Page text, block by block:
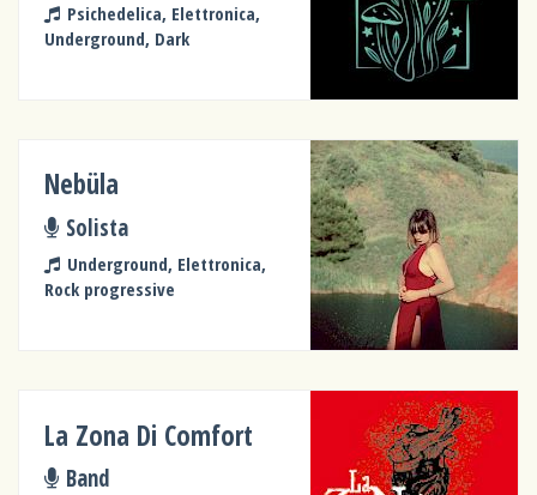
Psichedelica, Elettronica,
Underground, Dark
Nebüla
Solista
Underground, Elettronica,
Rock progressive
La Zona Di Comfort
Band